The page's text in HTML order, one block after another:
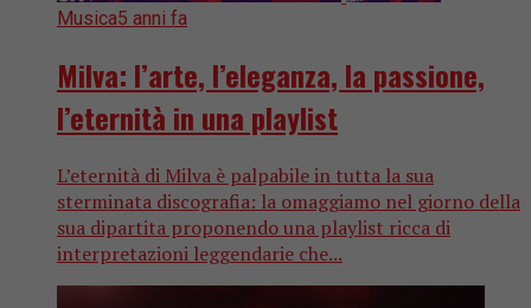
Musica5 anni fa
Milva: l’arte, l’eleganza, la passione,
l’eternità in una playlist
L’eternità di Milva è palpabile in tutta la sua
sterminata discografia: la omaggiamo nel giorno della
sua dipartita proponendo una playlist ricca di
interpretazioni leggendarie che...